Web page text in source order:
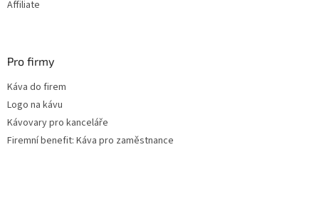
Affiliate
Pro firmy
Káva do firem
Logo na kávu
Kávovary pro kanceláře
Firemní benefit: Káva pro zaměstnance